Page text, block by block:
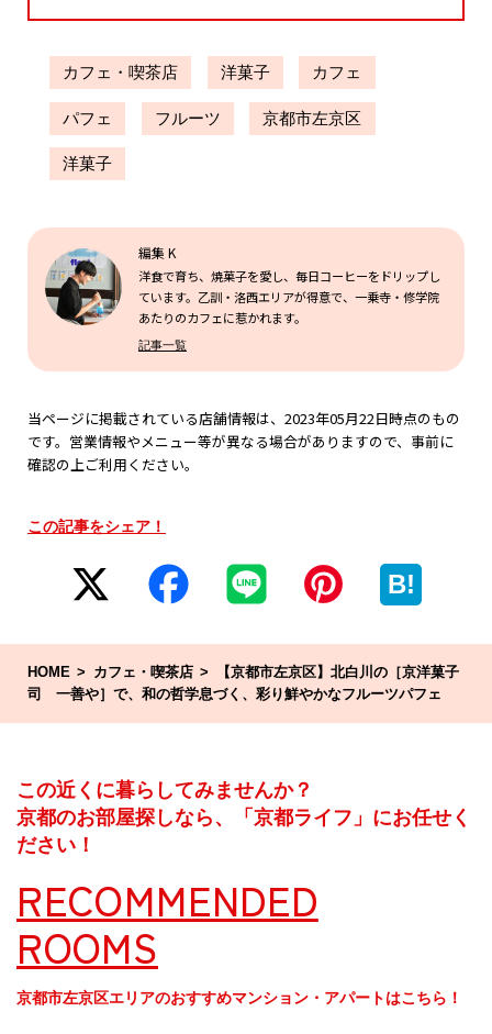
カフェ・喫茶店 洋菓子 カフェ
パフェ フルーツ 京都市左京区
洋菓子
編集 K
洋食で育ち、焼菓子を愛し、毎日コーヒーをドリップし
ています。乙訓・洛西エリアが得意で、一乗寺・修学院
あたりのカフェに惹かれます。
記事一覧
当ページに掲載されている店舗情報は、2023年05月22日時点のもの
です。営業情報やメニュー等が異なる場合がありますので、事前に
確認の上ご利用ください。
この記事をシェア！
B!
HOME カフェ・喫茶店
【京都市左京区】北白川の［京洋菓子
司 一善や］で、和の哲学息づく、彩り鮮やかなフルーツパフェ
この近くに暮らしてみませんか？
京都のお部屋探しなら、「京都ライフ」にお任せく
ださい！
RECOMMENDED
ROOMS
京都市左京区エリアのおすすめマンション・アパートはこちら！